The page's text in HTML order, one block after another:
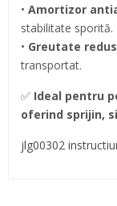
• Amortizor
stabilitate sporită.
• Greutate
transportat.
✅ Ideal pentru
oferind sprijin,
jlg00302